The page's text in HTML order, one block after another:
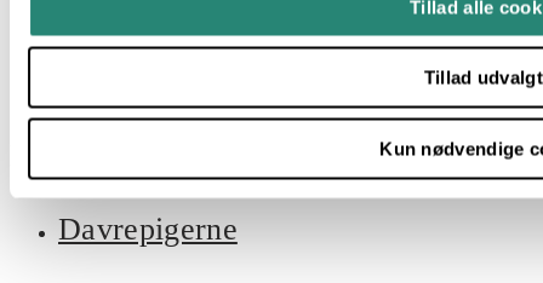
Tillad alle
Tillad
Kun nødvendige
Davrepigerne